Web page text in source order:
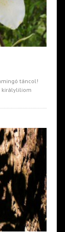
táncol!
királyliliom